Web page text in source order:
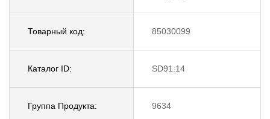
Товарный код: 85030099
Каталог ID: SD91.14
Группа Продукта: 9634